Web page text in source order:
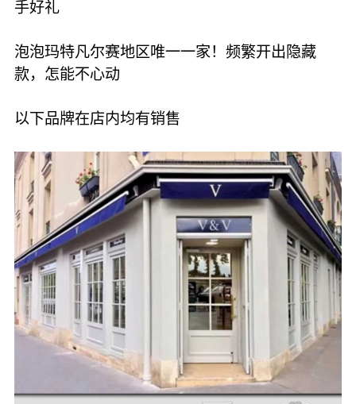
手好礼
泡泡玛特凡尔赛地区唯一一家！频繁开出隐藏
款，怎能不心动
以下品牌在店内均有销售